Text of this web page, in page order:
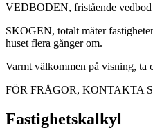
VEDBODEN, fristående vedbod
SKOGEN, totalt mäter
huset flera gånger om.
Varmt välkommen på visning, ta
FÖR FRÅGOR, KONTAKTA
Fastighetskalkyl